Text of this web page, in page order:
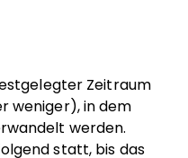
Zeitraum
weniger), in dem
werden.
statt, bis das